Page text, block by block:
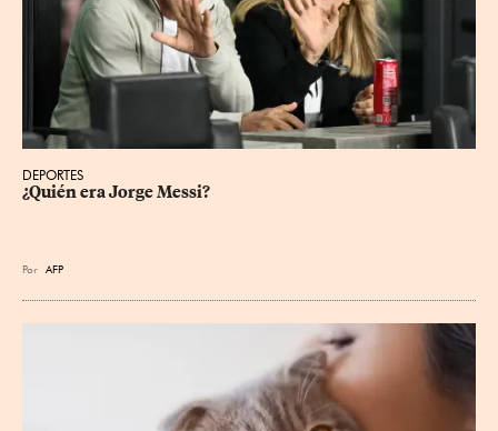
DEPORTES
¿Quién era Jorge Messi?
Por AFP